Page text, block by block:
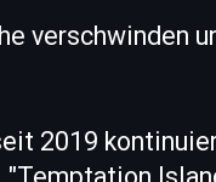
verschwinden
2019